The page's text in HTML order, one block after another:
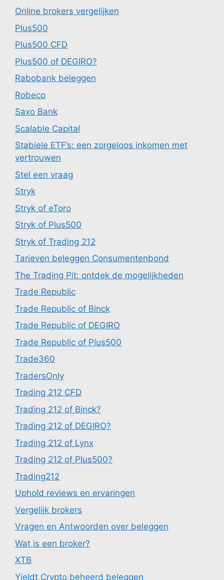
Online brokers vergelijken
Plus500
Plus500 CFD
Plus500 of DEGIRO?
Rabobank beleggen
Robeco
Saxo Bank
Scalable Capital
Stabiele ETF’s: een zorgeloos inkomen met
vertrouwen
Stel een vraag
Stryk
Stryk of eToro
Stryk of Plus500
Stryk of Trading 212
Tarieven beleggen Consumentenbond
The Trading Pit: ontdek de mogelijkheden
Trade Republic
Trade Republic of Binck
Trade Republic of DEGIRO
Trade Republic of Plus500
Trade360
TradersOnly
Trading 212 CFD
Trading 212 of Binck?
Trading 212 of DEGIRO?
Trading 212 of Lynx
Trading 212 of Plus500?
Trading212
Uphold reviews en ervaringen
Vergelijk brokers
Vragen en Antwoorden over beleggen
Wat is een broker?
XTB
Yieldt Crypto beheerd beleggen